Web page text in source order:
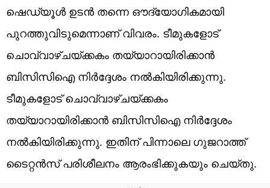
ഷെഡ്യൂള്‍ ഉടന്‍ തന്നെ ഔദ്യോഗികമായി
പുറത്തുവിടുമെന്നാണ് വിവരം. ടീമുകളോട്
ചൊവ്വാഴ്ചയ്ക്കകം തയ്യാറായിരിക്കാന്‍
ബിസിസിഐ നിര്‍ദ്ദേശം നല്‍കിയിരിക്കുന്നു.
ടീമുകളോട് ചൊവ്വാഴ്ചയ്ക്കകം
തയ്യാറായിരിക്കാന്‍ ബിസിസിഐ നിര്‍ദ്ദേശം
നല്‍കിയിരിക്കുന്നു. ഇതിന് പിന്നാലെ ഗുജറാത്ത്
ടൈറ്റന്‍സ് പരിശീലനം ആരംഭിക്കുകയും ചെയ്തു.